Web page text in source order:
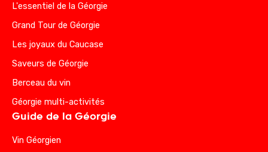
L'essentiel de la Géorgie
Grand Tour de Géorgie
Les joyaux du Caucase
Saveurs de Géorgie
Berceau du vin
Géorgie multi-activités
Guide de la Géorgie
Vin Géorgien